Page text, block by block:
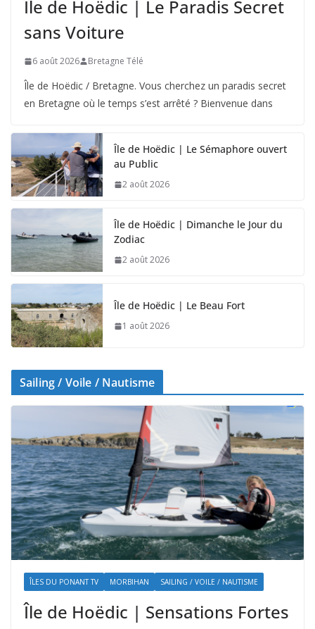
Île de Hoëdic | Le Paradis Secret
sans Voiture
6 août 2026 Bretagne Télé
Île de Hoëdic / Bretagne. Vous cherchez un paradis secret
en Bretagne où le temps s’est arrêté ? Bienvenue dans
Île de Hoëdic | Le Sémaphore ouvert
au Public
2 août 2026
Île de Hoëdic | Dimanche le Jour du
Zodiac
2 août 2026
Île de Hoëdic | Le Beau Fort
1 août 2026
Sailing / Voile / Nautisme
ÎLES DU PONANT TV MORBIHAN SAILING / VOILE / NAUTISME
Île de Hoëdic | Sensations Fortes